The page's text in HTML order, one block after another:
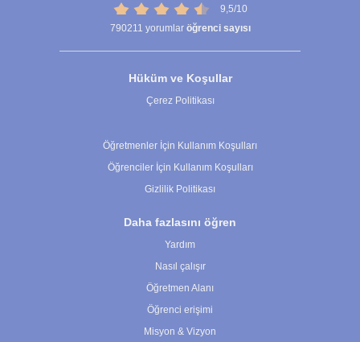
9,5/10
790211 yorumlar öğrenci sayısı
Hüküm ve Koşullar
Çerez Politikası
Öğretmenler İçin Kullanım Koşulları
Öğrenciler İçin Kullanım Koşulları
Gizlilik Politikası
Daha fazlasını öğren
Yardım
Nasıl çalışır
Öğretmen Alanı
Öğrenci erişimi
Misyon & Vizyon